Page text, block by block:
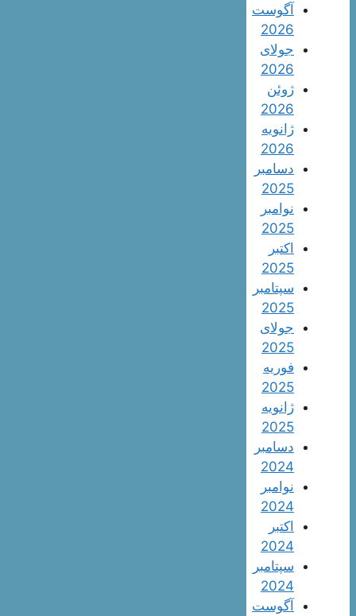
آگوست
2026
جولای
2026
ژوئن
2026
ژانویه
2026
دسامبر
2025
نوامبر
2025
اکتبر
2025
سپتامبر
2025
جولای
2025
فوریه
2025
ژانویه
2025
دسامبر
2024
نوامبر
2024
اکتبر
2024
سپتامبر
2024
آگوست